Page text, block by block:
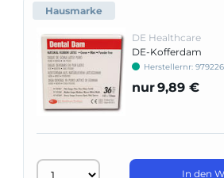
Hausmarke
DE Healthcare
DE-Kofferdam
Herstellernr:
nur9,89 €
In den